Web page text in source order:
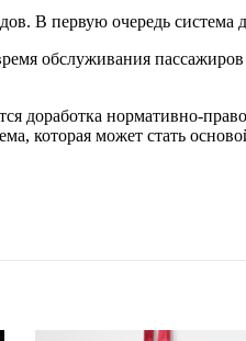
В первую очередь
обслуживания
доработка нормативно-
которая может стать